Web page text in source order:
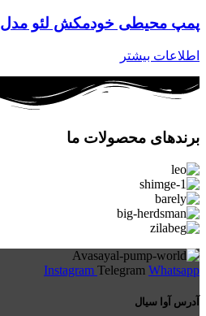
پمپ محیطی خودمکش لئو مدل APSm
اطلاعات بیشتر
برندهای محصولات ما
Instagram Telegram Whatsapp
آدرس آوا سیال